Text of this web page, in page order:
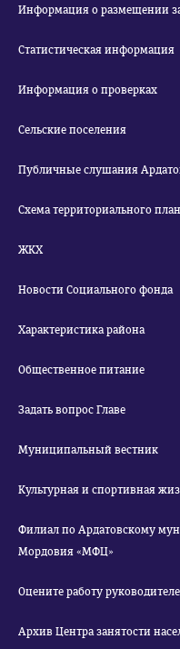
Информация о размещении
Статистическая информация
Информация о проверках
Сельские поселения
Публичные слушания
Схема территориального
ЖКХ
Новости Социального фонда
Характеристика района
Общественное питание
Задать вопрос Главе
Муниципальный вестник
Культурная и спортивная
Филиал по Ардатовскому
Мордовия «МФЦ»
Оцените работу
Архив Центра занятости